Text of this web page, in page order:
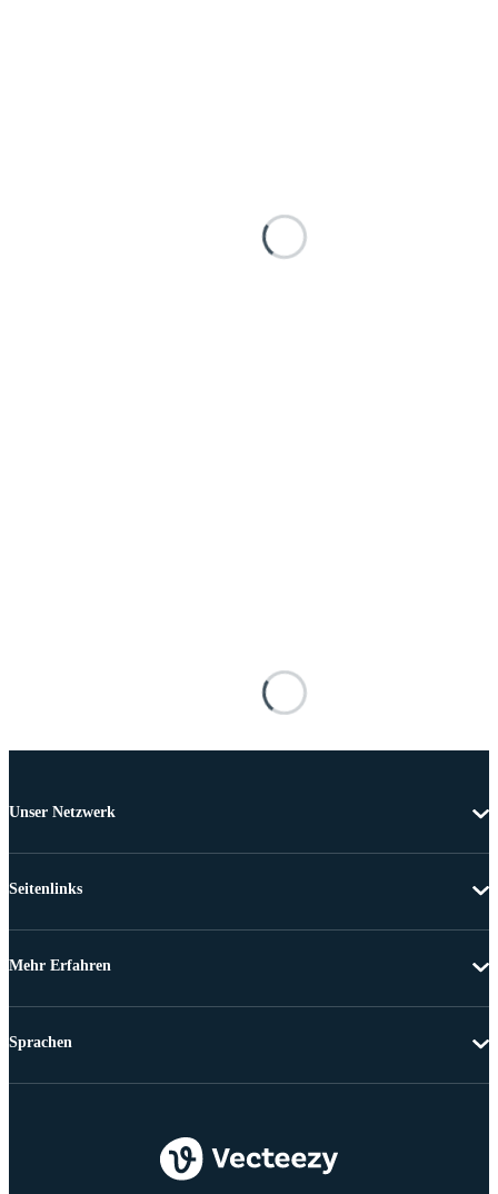
Unser Netzwerk
Seitenlinks
Mehr Erfahren
Sprachen